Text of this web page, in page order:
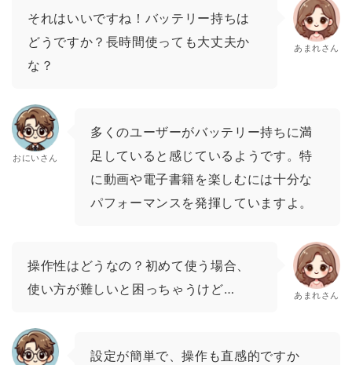
それはいいですね！バッテリー持ちは
どうですか？長時間使っても大丈夫か
な？
あまれさん
おにいさん
多くのユーザーがバッテリー持ちに満
足していると感じているようです。特
に動画や電子書籍を楽しむには十分な
パフォーマンスを発揮していますよ。
操作性はどうなの？初めて使う場合、
使い方が難しいと困っちゃうけど…
あまれさん
設定が簡単で、操作も直感的ですか